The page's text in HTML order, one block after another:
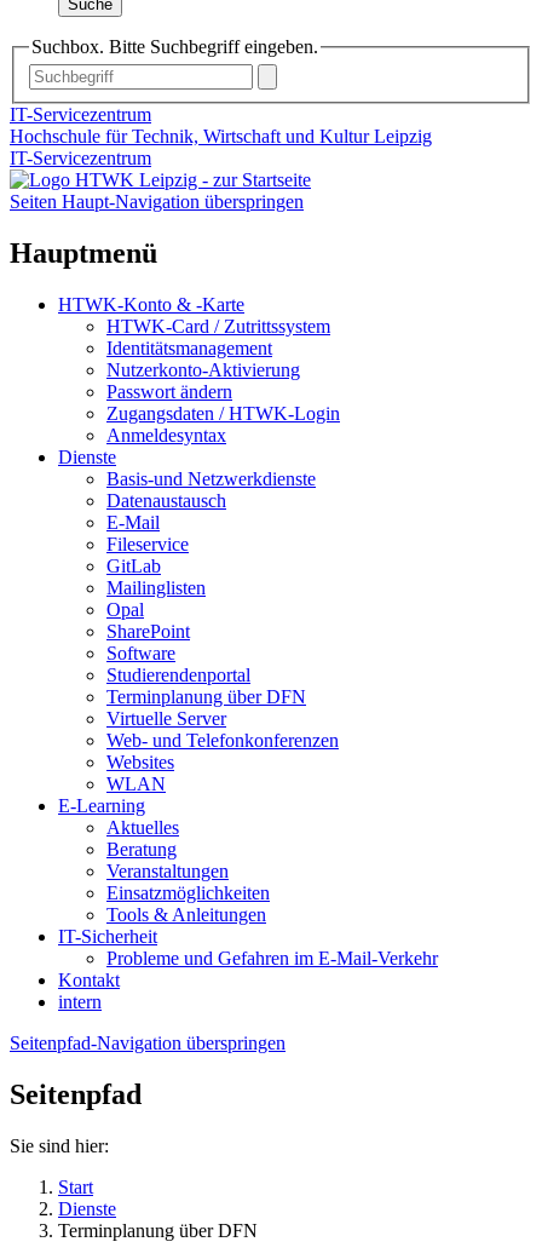
Suche
Suchbox. Bitte Suchbegriff eingeben.
IT-Servicezentrum
Hochschule für Technik, Wirtschaft und Kultur Leipzig
IT-Servicezentrum
Seiten Haupt-Navigation überspringen
Hauptmenü
HTWK-Konto & -Karte
HTWK-Card / Zutrittssystem
Identitätsmanagement
Nutzerkonto-Aktivierung
Passwort ändern
Zugangsdaten / HTWK-Login
Anmeldesyntax
Dienste
Basis-und Netzwerkdienste
Datenaustausch
E-Mail
Fileservice
GitLab
Mailinglisten
Opal
SharePoint
Software
Studierendenportal
Terminplanung über DFN
Virtuelle Server
Web- und Telefonkonferenzen
Websites
WLAN
E-Learning
Aktuelles
Beratung
Veranstaltungen
Einsatzmöglichkeiten
Tools & Anleitungen
IT-Sicherheit
Probleme und Gefahren im E-Mail-Verkehr
Kontakt
intern
Seitenpfad-Navigation überspringen
Seitenpfad
Sie sind hier:
Start
Dienste
Terminplanung über DFN